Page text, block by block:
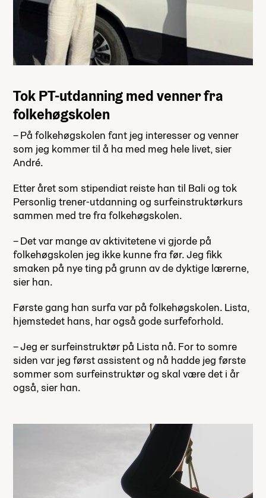
Tok PT-utdanning med venner fra
folkehøgskolen
– På folkehøgskolen fant jeg interesser og venner
som jeg kommer til å ha med meg hele livet, sier
André.
Etter året som stipendiat reiste han til Bali og tok
Personlig trener-utdanning og surfeinstruktørkurs
sammen med tre fra folkehøgskolen.
– Det var mange av aktivitetene vi gjorde på
folkehøgskolen jeg ikke kunne fra før. Jeg fikk
smaken på nye ting på grunn av de dyktige lærerne,
sier han.
Første gang han surfa var på folkehøgskolen. Lista,
hjemstedet hans, har også gode surfeforhold.
– Jeg er surfeinstruktør på Lista nå. For to somre
siden var jeg først assistent og nå hadde jeg første
sommer som surfeinstruktør og skal være det i år
også, sier han.